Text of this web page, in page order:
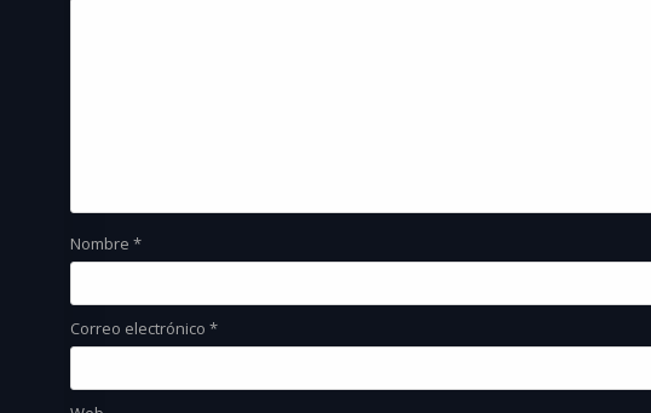
Nombre*
Correo electrónico*